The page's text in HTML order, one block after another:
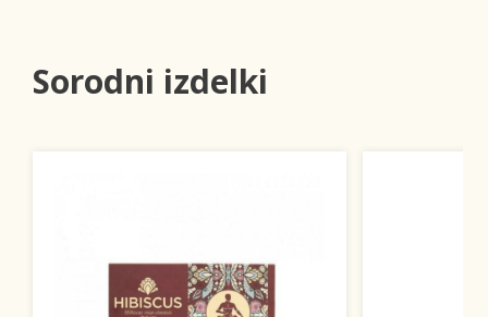
Sorodni izdelki